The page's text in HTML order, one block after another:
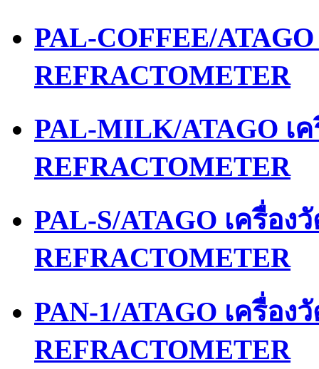
PAL-COFFEE/
REFRACTOMETER
PAL-MILK/ATAGO เ
REFRACTOMETER
PAL-S/ATAGO เครื่อ
REFRACTOMETER
PAN-1/ATAGO เครื่อ
REFRACTOMETER